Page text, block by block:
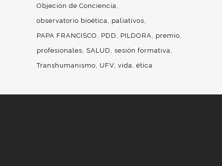
Objeción de Conciencia
observatorio bioética
paliativos
PAPA FRANCISCO
PDD PILDORA
premio
profesionales
SALUD
sesión formativa
Transhumanismo
UFV vida ética